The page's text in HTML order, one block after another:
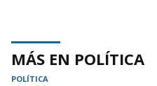
MÁS EN POLÍTICA
POLÍTICA